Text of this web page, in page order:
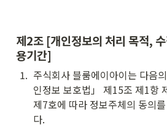
제2조 [개인정보의 처리 목적,
용기간]
1. 주식회사 블룸에이아이는 다음
인정보 보호법」 제15조 제1항
제7호에 따라 정보주체의 동의
다.